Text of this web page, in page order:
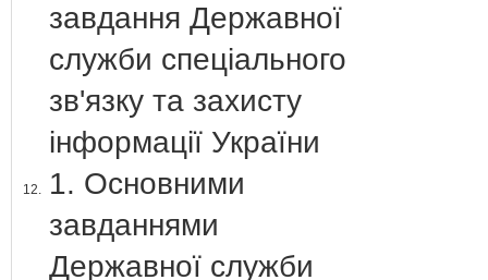
завдання Державної
служби спеціального
зв'язку та захисту
інформації України
12.
1. Основними
завданнями
Державної служби